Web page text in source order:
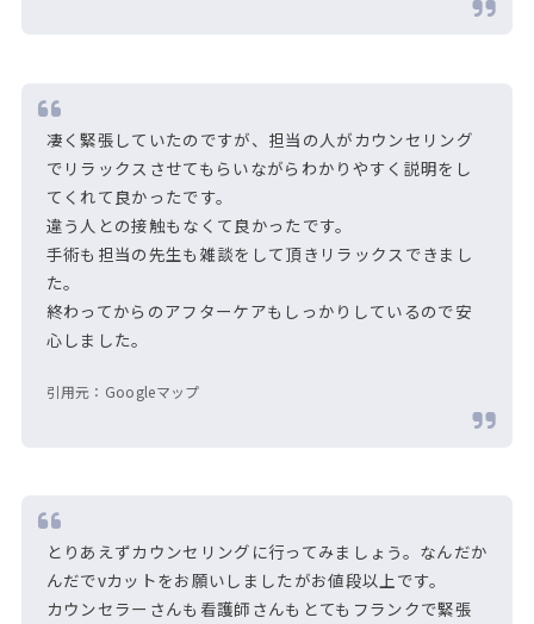
凄く緊張していたのですが、担当の人がカウンセリング
でリラックスさせてもらいながらわかりやすく説明をし
てくれて良かったです。
違う人との接触もなくて良かったです。
手術も担当の先生も雑談をして頂きリラックスできまし
た。
終わってからのアフターケアもしっかりしているので安
心しました。
引用元：Googleマップ
とりあえずカウンセリングに行ってみましょう。なんだか
んだでvカットをお願いしましたがお値段以上です。
カウンセラーさんも看護師さんもとてもフランクで緊張